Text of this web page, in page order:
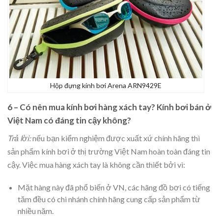
Hộp đựng kính bơi Arena ARN9429E
6 – Có nên mua kính bơi hàng xách tay? Kính bơi bán ở
Việt Nam có đáng tin cậy không?
Trả lời:nếu bạn kiểm nghiệm được xuất xứ chính hãng thì
sản phẩm kính bơi ở thị trường Việt Nam hoàn toàn đáng tin
cậy. Việc mua hàng xách tay là không cần thiết bởi vì:
Mặt hàng này đã phổ biến ở VN, các hãng đồ bơi có tiếng
tăm đều có chi nhánh chính hãng cung cấp sản phẩm từ
nhiều năm.